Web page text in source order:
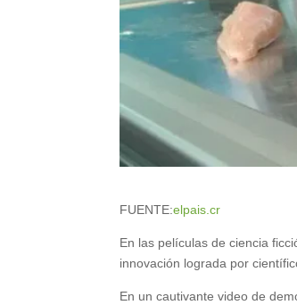
FUENTE:elpais.cr
En las películas de ciencia
innovación lograda por
En un cautivante video de